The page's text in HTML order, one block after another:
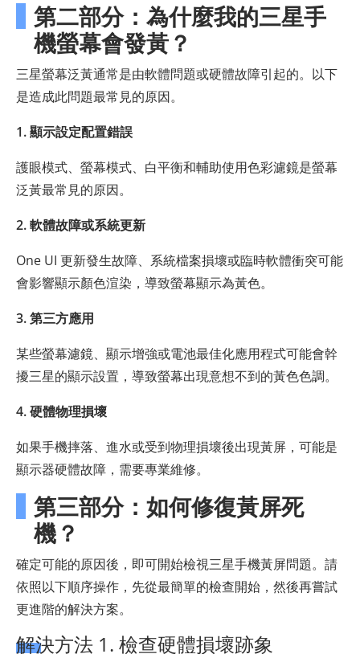
第二部分：為什麼我的三星手
機螢幕會發黃？
三星螢幕泛黃通常是由軟體問題或硬體故障引起的。以下
是造成此問題最常見的原因。
1. 顯示設定配置錯誤
護眼模式、螢幕模式、白平衡和輔助使用色彩濾鏡是螢幕
泛黃最常見的原因。
2. 軟體故障或系統更新
One UI 更新發生故障、系統檔案損壞或臨時軟體衝突可能
會影響顯示顏色渲染，導致螢幕顯示為黃色。
3. 第三方應用
某些螢幕濾鏡、顯示增強或電池最佳化應用程式可能會幹
擾三星的顯示設置，導致螢幕出現意想不到的黃色色調。
4. 硬體物理損壞
如果手機摔落、進水或受到物理損壞後出現黃屏，可能是
顯示器硬體故障，需要專業維修。
第三部分：如何修復黃屏死
機？
確定可能的原因後，即可開始檢視三星手機黃屏問題。請
依照以下順序操作，先從最簡單的檢查開始，然後再嘗試
更進階的解決方案。
解決方法 1. 檢查硬體損壞跡象